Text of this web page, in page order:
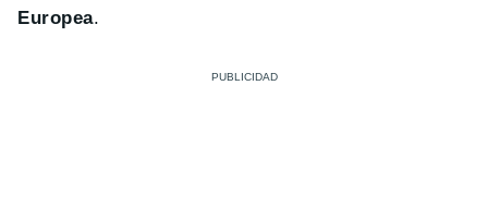
Europea.